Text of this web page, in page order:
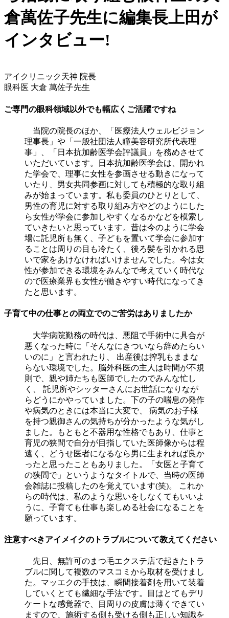
倉萬佐子先生に編集長上田が
インタビュー!
アイクリニック天神 院長
眼科医 大倉 萬佐子先生
ご専門の眼科領域以外でも幅広くご活躍ですね
当院の院長のほか、「医療法人ウェルビジョン
理事長」や「一般社団法人瞳美容研究所代表理
事」、「日本抗加齢医学会評議員」を務めさせて
いただいています。日本抗加齢医学会は、開かれ
た学会で、理事に女性を参画させる動きになって
いたり、男女共同参画に対しても積極的な取り組
みが始まっています。私も委員のひとりとして、
男性の育児に対する取り組み方やどのようにした
ら女性が学会に参加しやすくなるかなどを模索し
ていきたいと思っています。昔は今のように学会
場に託児所も無く、子どもを置いて学会に参加す
ることは周りの目も冷たく、後ろ髪を引かれる思
いで家をあけなければいけませんでした。今は女
性が参加できる環境をみんなで考えていく時代な
ので医療業界も女性が働きやすい時代になってき
たと思います。
子育て中の仕事との両立でのご苦労はありましたか
大学病院勤務の時代は、悪阻で手術中に具合が
悪くなった時に「そんなにきついなら辞めたらい
いのに」と言われたり、 出産後は搾乳もままな
らない環境でした。脳外科医の主人は時間が不規
則で、親や姉たちも医師でしたのでみんな忙し
く、 託児所やシッターさんにお世話になりなが
らどうにかやっていました。下の子の喘息の発作
や病気のときには本当に大変で、 病気のお子様
を持つ親御さんの気持ちが分かったような気がし
ました。もともと不器用な性格でもあり、仕事と
育児の狭間で自分が目指していた医師像からは程
遠く、どうせ医者になるなら男に生まれれば良か
ったと思ったこともありました。「女医と子育て
の狭間で」というようなタイトルで、当時の医師
会雑誌に投稿したのを覚えています(笑)。 これか
らの時代は、私のような思いをしなくてもいいよ
うに、子育ても仕事も楽しめる社会になることを
願っています。
注意すべきアイメイクのトラブルについて教えてください
先日、無許可のまつ毛エクステ店で起きたトラ
ブルに関して複数のマスコミから取材を受けまし
た。マッエクの手技は、瞬間接着剤を用いて装着
していくとても繊細な手法です。目はとてもデリ
ケートな感覚器で、目周りの皮膚は薄くできてい
ますので、施術する側も受ける側も正しい知識を